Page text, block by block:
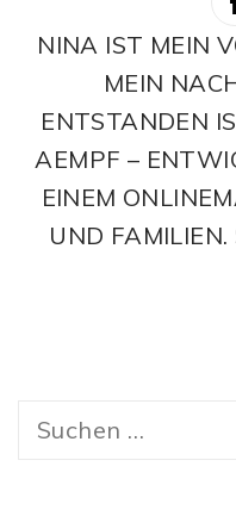
NINA IST MEIN
MEIN
ENTSTANDEN
AEMPF –
EINEM
UND
Suchen